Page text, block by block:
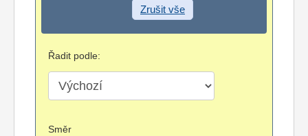
Zrušit vše
Řadit podle:
Směr